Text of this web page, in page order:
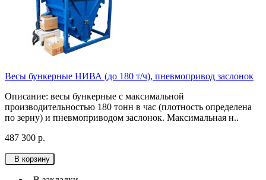
Весы бункерные НИВА (до 180 т/ч), пневмопривод заслонок
Описание: весы бункерные с максимальной
производительностью 180 тонн в час (плотность определена
по зерну) и пневмоприводом заслонок. Максимальная н..
487 300 р.
В корзину